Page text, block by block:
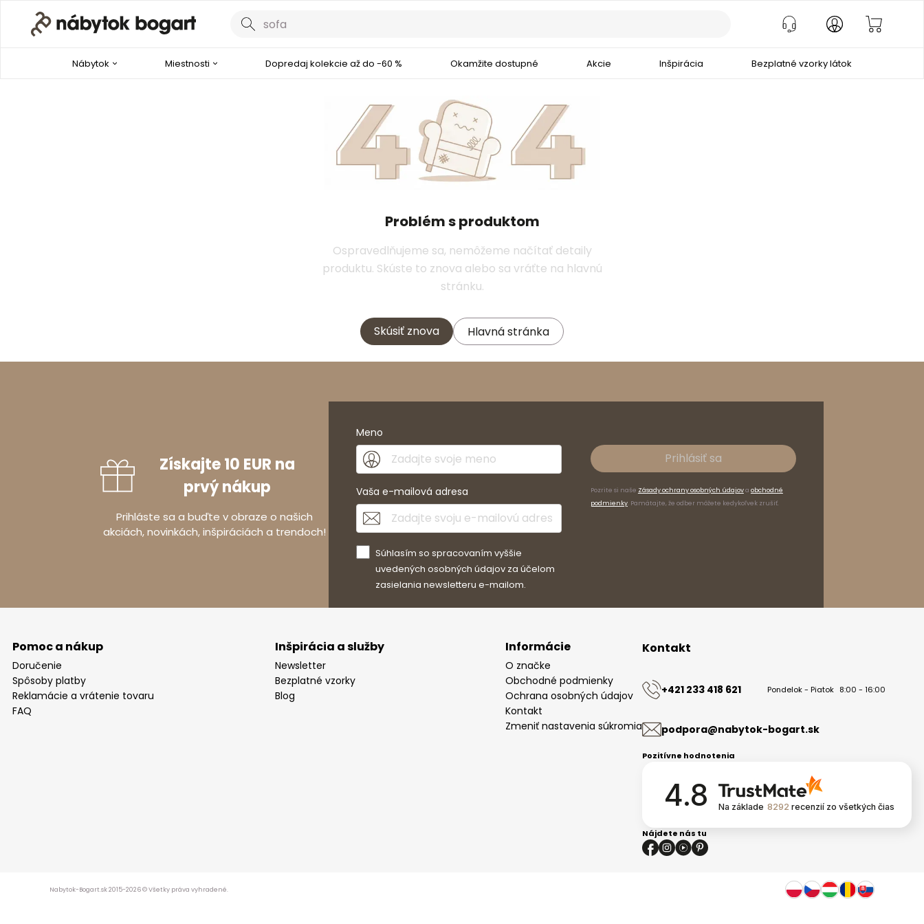
Nábytok Miestnosti Dopredaj kolekcie až do -60 % Okamžite dostupné Akcie Inšpirácia Bezplatné vzorky látok
Problém s produktom
Ospravedlňujeme sa, nemôžeme načítať detaily
produktu. Skúste to znova alebo sa vráťte na hlavnú
stránku.
Skúsiť znova Hlavná stránka
Získajte 10 EUR na
prvý nákup
Prihláste sa a buďte v obraze o našich
akciách, novinkách, inšpiráciách a trendoch!
Meno
Vaša e-mailová adresa
Súhlasím so spracovaním vyššie
uvedených osobných údajov za účelom
zasielania newsletteru e-mailom.
Prihlásiť sa
Pozrite si naše Zásady ochrany osobných údajova obchodné
podmienky. Pamätajte, že odber môžete kedykoľvek zrušiť.
Pomoc a nákup
Doručenie
Spôsoby platby
Reklamácie a vrátenie tovaru
FAQ
Inšpirácia a služby
Newsletter
Bezplatné vzorky
Blog
Informácie
O značke
Obchodné podmienky
Ochrana osobných údajov
Kontakt
Zmeniť nastavenia súkromia
Kontakt
+421 233 418 621 Pondelok - Piatok 8:00 - 16:00
podpora@nabytok-bogart.sk
Pozitívne hodnotenia
4.8 Na základe 8292 recenzií zo všetkých čias
Nájdete nás tu
Nabytok-Bogart.sk 2015-2026 © Všetky práva vyhradené.